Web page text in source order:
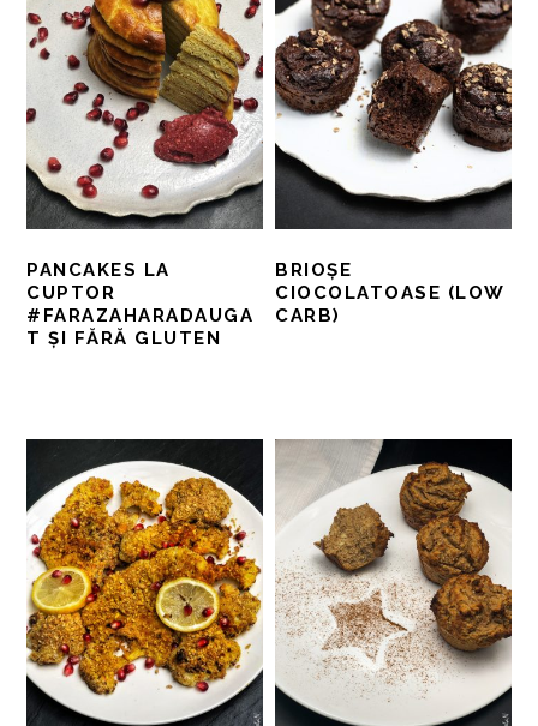
PANCAKES LA
CUPTOR
#FARAZAHARADAUGA
T ȘI FĂRĂ GLUTEN
BRIOȘE
CIOCOLATOASE (LOW
CARB)